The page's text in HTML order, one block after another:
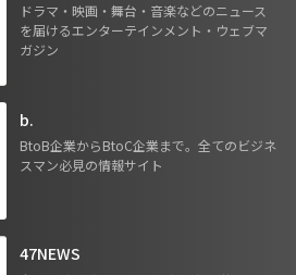
ドラマ・映画・舞台・音楽などのニュース
を届けるエンターテインメント・ウェブマ
ガジン
b.
BtoB企業からBtoC企業まで。全てのビジネ
スマン必見の情報サイト
47NEWS